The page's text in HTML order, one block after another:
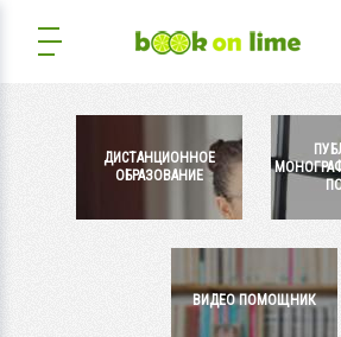
ДИСТАНЦИОННОЕ
ОБРАЗОВАНИЕ
ВИДЕО ПОМОЩНИК